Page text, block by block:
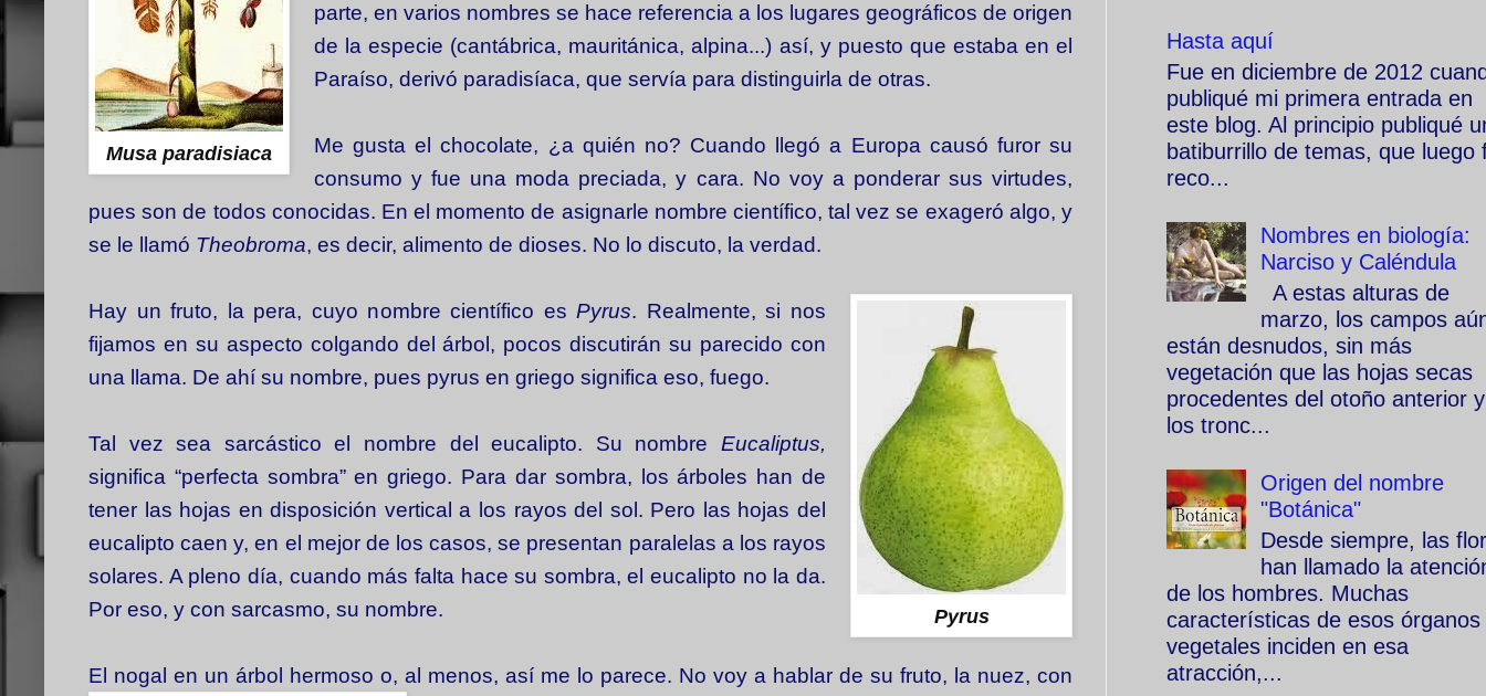
Musa paradisiaca
parte, en varios nombres se hace referencia a los lugares geográficos de origen
de la especie (cantábrica, mauritánica, alpina...) así, y puesto que estaba en el
Paraíso, derivó paradisíaca, que servía para distinguirla de otras.
Me gusta el chocolate, ¿a quién no? Cuando llegó a Europa causó furor su
consumo y fue una moda preciada, y cara. No voy a ponderar sus virtudes,
pues son de todos conocidas. En el momento de asignarle nombre científico, tal vez se exageró algo, y
se le llamó Theobroma, es decir, alimento de dioses. No lo discuto, la verdad.
Pyrus
Hay un fruto, la pera, cuyo nombre científico esPyrus. Realmente, si nos
fijamos en su aspecto colgando del árbol, pocos discutirán su parecido con
una llama. De ahí su nombre, pues pyrus en griego significa eso, fuego.
Tal vez sea sarcástico el nombre del eucalipto. Su nombre Eucaliptus,
significa “perfecta sombra” en griego. Para dar sombra, los árboles han de
tener las hojas en disposición vertical a los rayos del sol. Pero las hojas del
eucalipto caen y, en el mejor de los casos, se presentan paralelas a los rayos
solares. A pleno día, cuando más falta hace su sombra, el eucalipto no la da.
Por eso, y con sarcasmo, su nombre.
El nogal en un árbol hermoso o, al menos, así me lo parece. No voy a hablar de su fruto, la nuez, con
Hasta aquí
Fue en diciembre de 2012
publiqué mi primera entrada en
este blog. Al principio publiqué
batiburrillo de temas, que luego
reco...
Nombres en biología:
Narciso y Caléndula
A estas alturas de
marzo, los campos
están desnudos, sin más
vegetación que las hojas secas
procedentes del otoño anterior y
los tronc...
Origen del nombre
"Botánica"
Desde siempre, las
han llamado la
de los hombres. Muchas
características de esos órganos
vegetales inciden en esa
atracción,...